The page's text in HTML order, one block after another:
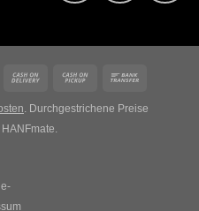
Cash
Delivery
Cash
Pickup
. Durchgestrichene Preise